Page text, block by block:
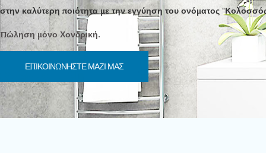
στην καλύτερη ποιότητα με την εγγύηση του ονόματος
Πώληση μόνο Χονδρική.
ΕΠΙΚΟΙΝΩΝΉΣΤΕ ΜΑΖΊ ΜΑΣ